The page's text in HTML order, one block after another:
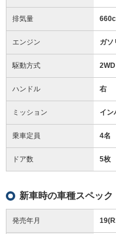
排気量
エンジン ガソ
駆動方式 2WD
ハンドル 右
ミッション イン
乗車定員 4名
ドア数 5枚
新車時の車種スペック
発売年月